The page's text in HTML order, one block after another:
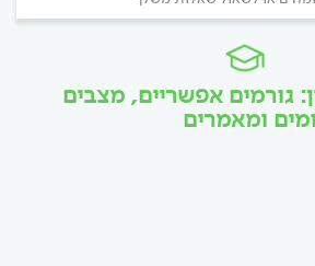
גורמים אפשריים, מצבים
ומאמרים